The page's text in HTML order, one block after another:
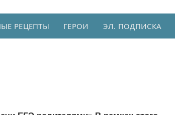
РЕЦЕПТЫ ГЕРОИ ЭЛ. ПОДПИСКА